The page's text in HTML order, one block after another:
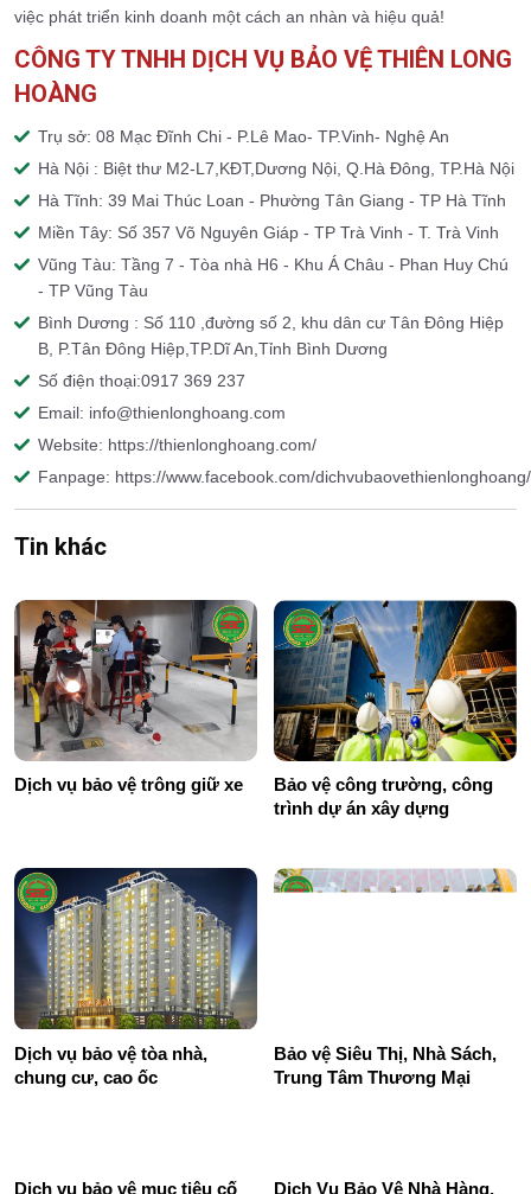
việc phát triển kinh doanh một cách an nhàn và hiệu quả!
CÔNG TY TNHH DỊCH VỤ BẢO VỆ THIÊN LONG
HOÀNG
Trụ sở: 08 Mạc Đĩnh Chi - P.Lê Mao- TP.Vinh- Nghệ An
Hà Nội : Biệt thư M2-L7,KĐT,Dương Nội, Q.Hà Đông, TP.Hà Nội
Hà Tĩnh: 39 Mai Thúc Loan - Phường Tân Giang - TP Hà Tĩnh
Miền Tây: Số 357 Võ Nguyên Giáp - TP Trà Vinh - T. Trà Vinh
Vũng Tàu: Tầng 7 - Tòa nhà H6 - Khu Á Châu - Phan Huy Chú
- TP Vũng Tàu
Bình Dương : Số 110 ,đường số 2, khu dân cư Tân Đông Hiệp
B, P.Tân Đông Hiệp,TP.Dĩ An,Tỉnh Bình Dương
Số điện thoại:0917 369 237
Email: info@thienlonghoang.com
Website: https://thienlonghoang.com/
Fanpage: https://www.facebook.com/dichvubaovethienlonghoang/
Tin khác
Dịch vụ bảo vệ trông giữ xe
Bảo vệ công trường, công
trình dự án xây dựng
Dịch vụ bảo vệ tòa nhà,
chung cư, cao ốc
Bảo vệ Siêu Thị, Nhà Sách,
Trung Tâm Thương Mại